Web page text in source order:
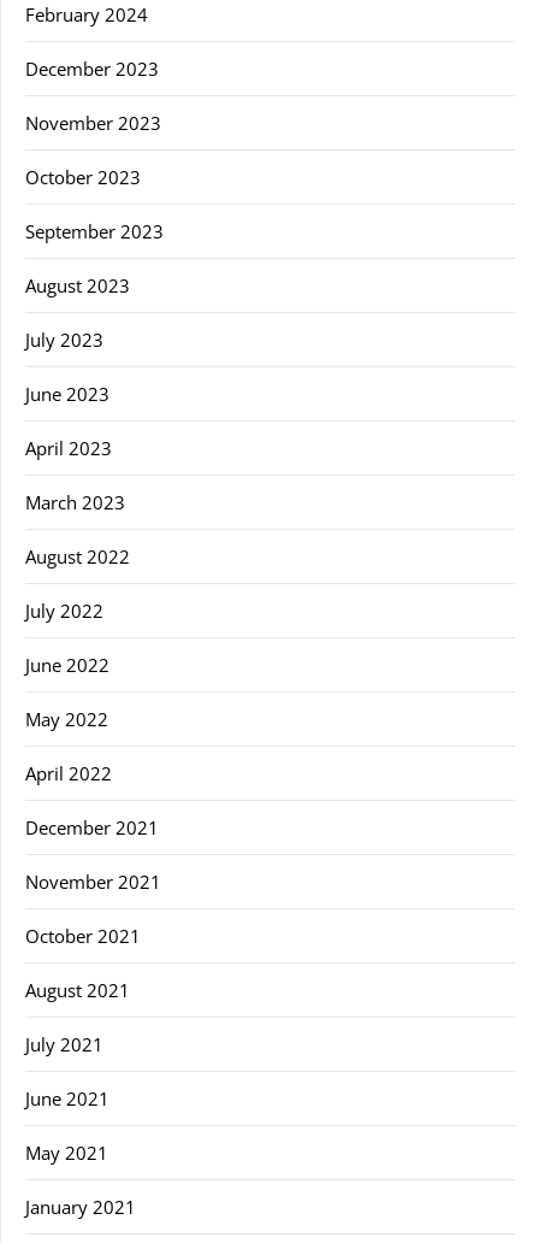
February 2024
December 2023
November 2023
October 2023
September 2023
August 2023
July 2023
June 2023
April 2023
March 2023
August 2022
July 2022
June 2022
May 2022
April 2022
December 2021
November 2021
October 2021
August 2021
July 2021
June 2021
May 2021
January 2021